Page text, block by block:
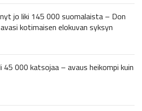
jo liki 145 000 suomalaista – Don
kotimaisen elokuvan syksyn
45 000 katsojaa – avaus heikompi kuin